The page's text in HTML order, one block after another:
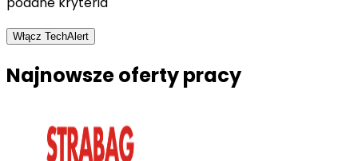
Włącz TechAlert
Najnowsze oferty pracy